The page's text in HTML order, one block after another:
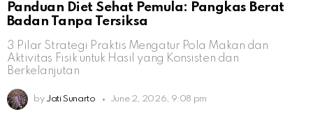
Panduan Diet Sehat Pemula: Pangkas Berat
Badan Tanpa Tersiksa
3 Pilar Strategi Praktis Mengatur Pola Makan dan
Aktivitas Fisik untuk Hasil yang Konsisten dan
Berkelanjutan
by Jati Sunarto June 2, 2026, 9:08 pm